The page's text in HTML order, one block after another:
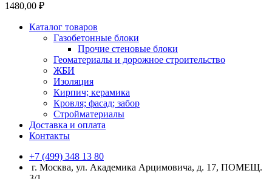
1480,00 ₽
Каталог товаров
Газобетонные блоки
Прочие стеновые блоки
Геоматериалы и дорожное строительство
ЖБИ
Изоляция
Кирпич; керамика
Кровля; фасад; забор
Стройматериалы
Доставка и оплата
Контакты
+7 (499) 348 13 80
г. Москва, ул. Академика Арцимовича, д. 17, ПОМЕЩ.